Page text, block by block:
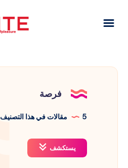
فرصة
5 مقالات في هذا التصنيف
يستكشف